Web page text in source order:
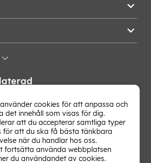
hetaste erbjudandena och
direkt i din mejlkorg. Signa upp på
cookies för att anpassa och
det innehåll som visas för dig.
att du accepterar samtliga typer
för att du ska få bästa tänkbara
när du handlar hos oss.
fortsätta använda webbplatsen
du användandet av cookies.